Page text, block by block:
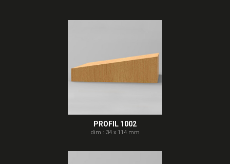
PROFIL 1002
dim : 34 x 114 mm